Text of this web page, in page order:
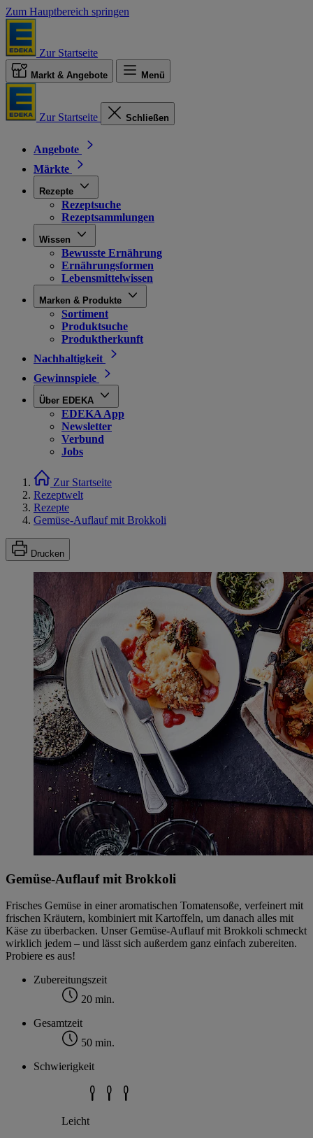
Zum Hauptbereich springen
Zur Startseite
Markt & Angebote Menü
Zur Startseite Schließen
Angebote
Märkte
Rezepte
Rezeptsuche
Rezeptsammlungen
Wissen
Bewusste Ernährung
Ernährungsformen
Lebensmittelwissen
Marken & Produkte
Sortiment
Produktsuche
Produktherkunft
Nachhaltigkeit
Gewinnspiele
Über EDEKA
EDEKA App
Newsletter
Verbund
Jobs
Zur Startseite
Rezeptwelt
Rezepte
Gemüse-Auflauf mit Brokkoli
Drucken
Gemüse-Auflauf mit Brokkoli
Frisches Gemüse in einer aromatischen Tomatensoße, verfeinert mit
frischen Kräutern, kombiniert mit Kartoffeln, um danach alles mit
Käse zu überbacken. Unser Gemüse-Auflauf mit Brokkoli schmeckt
wirklich jedem – und lässt sich außerdem ganz einfach zubereiten.
Probiere es aus!
Zubereitungszeit
20 min.
Gesamtzeit
50 min.
Schwierigkeit
Leicht